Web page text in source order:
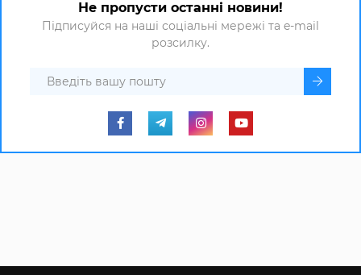
Не пропусти останні новини!
Підписуйся на наші соціальні мережі та e-mail
розсилку.